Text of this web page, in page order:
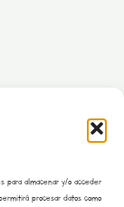
para almacenar y/o acceder
procesar datos como